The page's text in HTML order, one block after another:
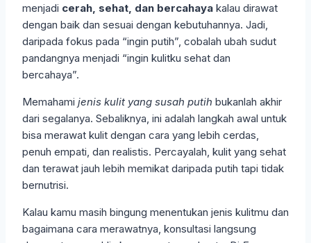
menjadi cerah, sehat, dan bercahaya kalau dirawat
dengan baik dan sesuai dengan kebutuhannya. Jadi,
daripada fokus pada “ingin putih”, cobalah ubah sudut
pandangnya menjadi “ingin kulitku sehat dan
bercahaya”.
Memahami jenis kulit yang susah putih bukanlah akhir
dari segalanya. Sebaliknya, ini adalah langkah awal untuk
bisa merawat kulit dengan cara yang lebih cerdas,
penuh empati, dan realistis. Percayalah, kulit yang sehat
dan terawat jauh lebih memikat daripada putih tapi tidak
bernutrisi.
Kalau kamu masih bingung menentukan jenis kulitmu dan
bagaimana cara merawatnya, konsultasi langsung